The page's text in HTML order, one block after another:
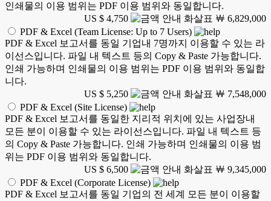
인쇄물의 이용 범위는 PDF 이용 범위와 동일합니다.
US $ 4,750
￦ 6,829,000
PDF & Excel (Team License: Up to 7 Users)
PDF & Excel 보고서를 동일 기업내 7명까지 이용할 수 있는 라
이선스입니다. 파일 내 텍스트 등의 Copy & Paste 가능합니다.
인쇄 가능하며 인쇄물의 이용 범위는 PDF 이용 범위와 동일합
니다.
US $ 5,250
￦ 7,548,000
PDF & Excel (Site License)
PDF & Excel 보고서를 동일한 지리적 위치에 있는 사업장내
모든 분이 이용할 수 있는 라이선스입니다. 파일 내 텍스트 등
의 Copy & Paste 가능합니다. 인쇄 가능하며 인쇄물의 이용 범
위는 PDF 이용 범위와 동일합니다.
US $ 6,500
￦ 9,345,000
PDF & Excel (Corporate License)
PDF & Excel 보고서를 동일 기업의 전 세계 모든 분이 이용할